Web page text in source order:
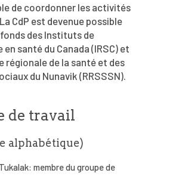
de coordonner les activités
CdP est devenue possible
des Instituts de
en santé du Canada (IRSC) et
régionale de la santé et des
du Nunavik (RRSSSN).
de travail
alphabétique)
membre du groupe de